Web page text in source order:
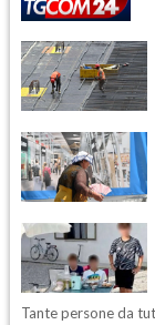
Tante persone da